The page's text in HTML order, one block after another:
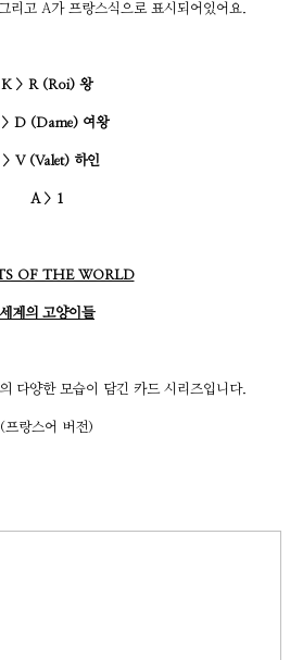
리고 A가 프랑스식으로 표시되어있어요.
K > R (Roi) 왕
D (Dame) 여왕
> V (Valet) 하인
A > 1
OF THE WORLD
세계의 고양이들
다양한 모습이 담긴 카드 시리즈입니다.
(프랑스어 버전)